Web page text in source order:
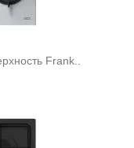
Frank..